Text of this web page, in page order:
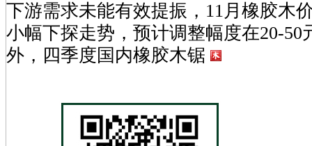
下游需求未能有效提振，11月橡胶木
小幅下探走势，预计调整幅度在20-50
外，四季度国内橡胶木锯